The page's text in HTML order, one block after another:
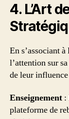
4. L’Art
En s’associant
l’attention sur
de leur
Enseignement :
plateforme de